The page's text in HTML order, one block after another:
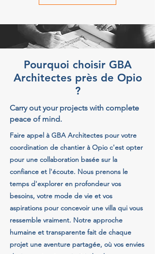
Pourquoi choisir GBA
Architectes près de Opio
?
Carry out your projects with complete
peace of mind.
Faire appel à GBA Architectes pour votre
coordination de chantier à Opio c'est opter
pour une collaboration basée sur la
confiance et l'écoute. Nous prenons le
temps d'explorer en profondeur vos
besoins, votre mode de vie et vos
aspirations pour concevoir une villa qui vous
ressemble vraiment. Notre approche
humaine et transparente fait de chaque
projet une aventure partagée, où vos envies